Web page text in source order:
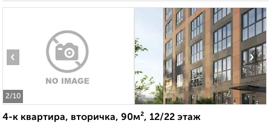
2/10
‹ ›
4-к квартира, вторичка, 90м², 12/22 этаж